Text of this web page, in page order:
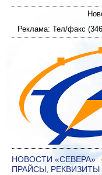
Реклама: Тел/факс
НОВОСТИ «СЕВЕРА»
ПРАЙСЫ, РЕКВИЗИТЫ